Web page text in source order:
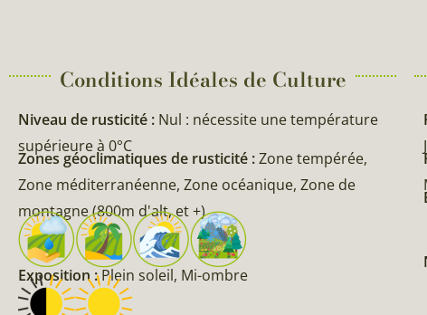
Conditions Idéales de Culture
Niveau de rusticité : Nul : nécessite une température
supérieure à 0°C
Zones géoclimatiques de rusticité :Zone tempérée,
Zone méditerranéenne, Zone océanique, Zone de
montagne (800m d'alt, et +)
Exposition :Plein soleil, Mi-ombre